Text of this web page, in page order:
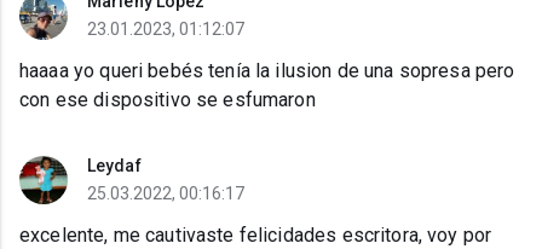
23.01.2023, 01:12:07
haaaa yo queri bebés tenía la ilusion de una sopresa pero
con ese dispositivo se esfumaron
Leydaf
25.03.2022, 00:16:17
excelente, me cautivaste felicidades escritora, voy por